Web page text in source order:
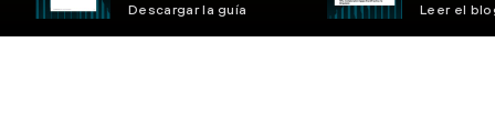
Descargar la guía
Leer el